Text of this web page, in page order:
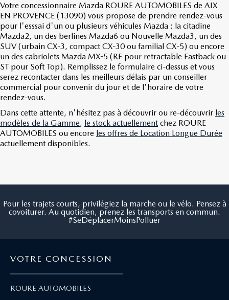
Votre concessionnaire Mazda ROURE AUTOMOBILES de AIX
EN PROVENCE (13090) vous propose de prendre rendez-vous
pour l'esssai d'un ou plusieurs véhicules Mazda : la citadine
Mazda2, un des berlines Mazda6 ou Nouvelle Mazda3, un des
SUV (urbain CX-3, compact CX-30 ou familial CX-5) ou encore
un des cabriolets Mazda MX-5 (RF pour retractable Fastback ou
ST pour Soft Top). Remplissez le formulaire ci-dessus et vous
serez recontacter dans les meilleurs délais par un conseiller
commercial pour convenir du jour et de l'horaire de votre
rendez-vous.
Dans cette attente, n'hésitez pas à découvrir ou re-découvrir les
modèles de la Gamme, le stock actuellement chez ROURE
AUTOMOBILES ou encore les offres de Location Longue Durée
actuellement disponibles.
Pour les trajets courts, privilégiez la marche ou le vélo. Pensez à
covoiturer. Au quotidien, prenez les transports en commun.
#SeDéplacerMoinsPolluer
VOTRE CONCESSION
ROURE AUTOMOBILES